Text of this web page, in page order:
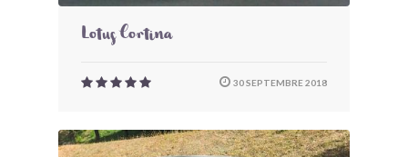
Lotus Cortina
30 SEPTEMBRE 2018